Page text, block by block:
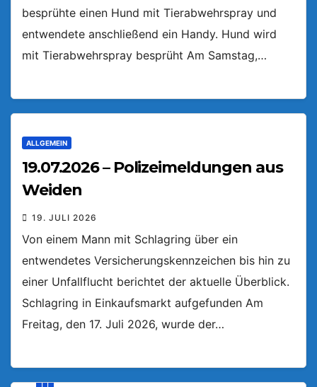
besprühte einen Hund mit Tierabwehrspray und
entwendete anschließend ein Handy. Hund wird
mit Tierabwehrspray besprüht Am Samstag,…
ALLGEMEIN
19.07.2026 – Polizeimeldungen aus
Weiden
19. JULI 2026
Von einem Mann mit Schlagring über ein
entwendetes Versicherungskennzeichen bis hin zu
einer Unfallflucht berichtet der aktuelle Überblick.
Schlagring in Einkaufsmarkt aufgefunden Am
Freitag, den 17. Juli 2026, wurde der…